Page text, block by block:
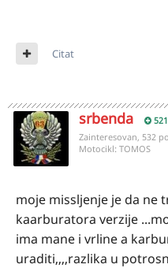
Citat
srbenda 521
Zainteresovan, 532
Motocikl: TOMOS
moje missljenje je da ne
kaarburatora verzije
ima mane i vrline a
uraditi,,,,razlika u